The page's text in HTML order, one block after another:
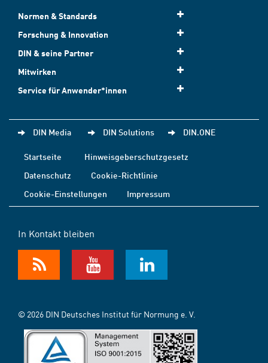
Normen & Standards
Forschung & Innovation
DIN & seine Partner
Mitwirken
Service für Anwender*innen
DIN Media DIN Solutions DIN.ONE
Startseite
Hinweisgeberschutzgesetz
Datenschutz
Cookie-Richtlinie
Cookie-Einstellungen
Impressum
In Kontakt bleiben
© 2026 DIN Deutsches Institut für Normung e. V.